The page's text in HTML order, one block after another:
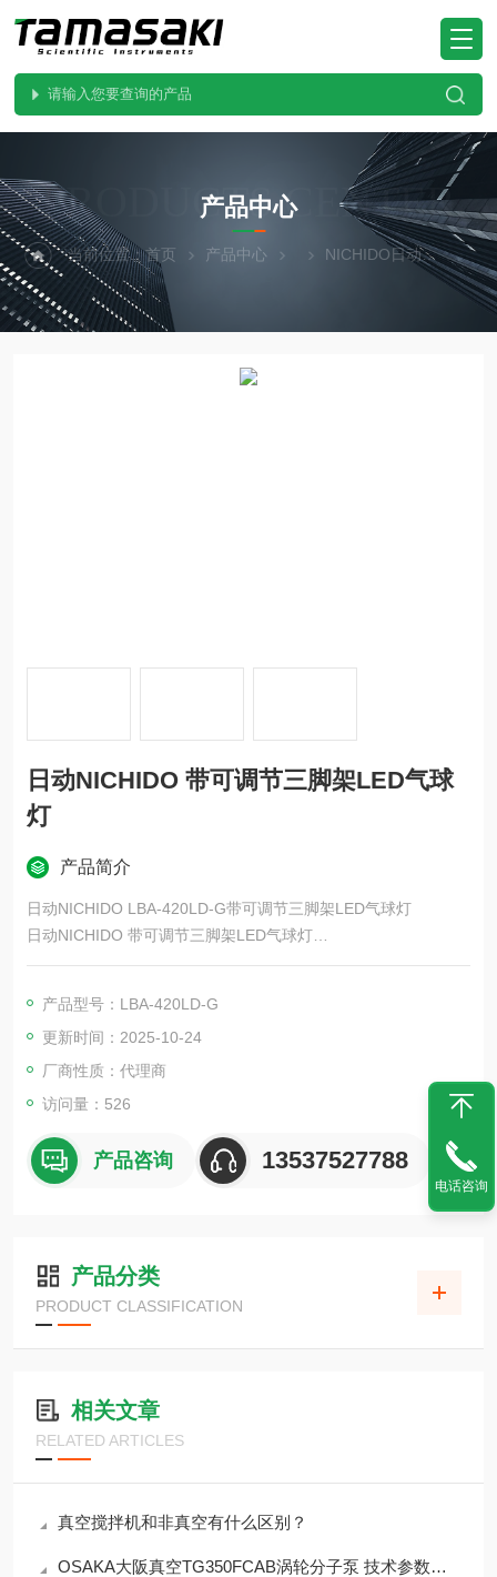
PRODUCTS CENTER
产品中心
当前位置：首页 产品中心 NICHIDO日动 LBA-
日动NICHIDO 带可调节三脚架LED气球
灯
产品简介
日动NICHIDO LBA-420LD-G带可调节三脚架LED气球灯
日动NICHIDO 带可调节三脚架LED气球灯
这是一款 LED 灯，可在室内和室外使用，且兼容 AC100/200V。
并且比传统产品轻18％。
模块分为上、中、下三层，上、下层可分别改变角度。
电源采用集成式设计，盖子为透明状，以强调亮度。
电线长度为1米
产品型号：LBA-420LD-G
更新时间：2025-10-24
厂商性质：代理商
访问量：526
产品咨询 13537527788
产品分类
PRODUCT CLASSIFICATION
相关文章
RELATED ARTICLES
真空搅拌机和非真空有什么区别？
OSAKA大阪真空TG350FCAB涡轮分子泵 技术参数介绍
电话咨询